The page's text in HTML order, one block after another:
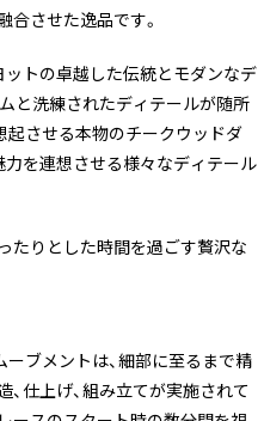
させた逸品です。
ットの卓越した伝統とモダンなデ
と洗練されたディテールが随所
起させる本物のチークウッドダ
力を連想させる様々なディテール
たりとした時間を過ごす贅沢な
ブメントは、細部に至るまで精
仕上げ、組み立てが実施されて